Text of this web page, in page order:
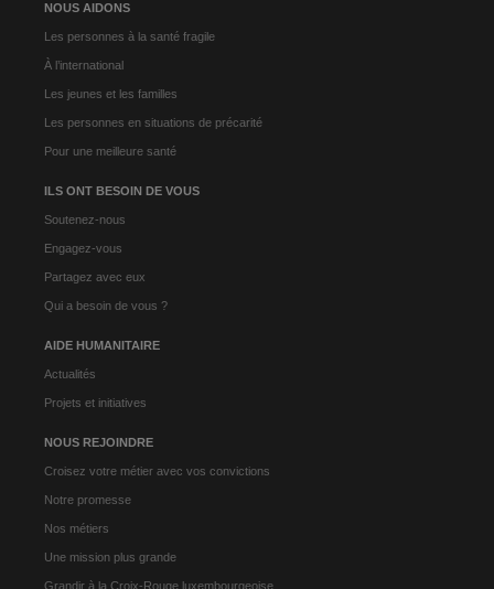
NOUS AIDONS
Les personnes à la santé fragile
À l’international
Les jeunes et les familles
Les personnes en situations de précarité
Pour une meilleure santé
ILS ONT BESOIN DE VOUS
Soutenez-nous
Engagez-vous
Partagez avec eux
Qui a besoin de vous ?
AIDE HUMANITAIRE
Actualités
Projets et initiatives
NOUS REJOINDRE
Croisez votre métier avec vos convictions
Notre promesse
Nos métiers
Une mission plus grande
Grandir à la Croix-Rouge luxembourgeoise